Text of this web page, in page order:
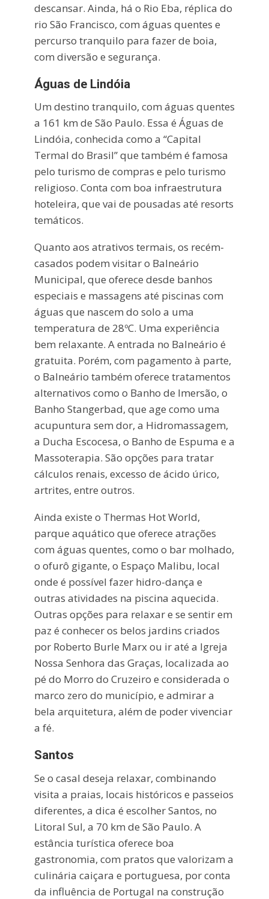
descansar. Ainda, há o Rio Eba, réplica do
rio São Francisco, com águas quentes e
percurso tranquilo para fazer de boia,
com diversão e segurança.
Águas de Lindóia
Um destino tranquilo, com águas quentes
a 161 km de São Paulo. Essa é Águas de
Lindóia, conhecida como a “Capital
Termal do Brasil” que também é famosa
pelo turismo de compras e pelo turismo
religioso. Conta com boa infraestrutura
hoteleira, que vai de pousadas até resorts
temáticos.
Quanto aos atrativos termais, os recém-
casados podem visitar o Balneário
Municipal, que oferece desde banhos
especiais e massagens até piscinas com
águas que nascem do solo a uma
temperatura de 28ºC. Uma experiência
bem relaxante. A entrada no Balneário é
gratuita. Porém, com pagamento à parte,
o Balneário também oferece tratamentos
alternativos como o Banho de Imersão, o
Banho Stangerbad, que age como uma
acupuntura sem dor, a Hidromassagem,
a Ducha Escocesa, o Banho de Espuma e a
Massoterapia. São opções para tratar
cálculos renais, excesso de ácido úrico,
artrites, entre outros.
Ainda existe o Thermas Hot World,
parque aquático que oferece atrações
com águas quentes, como o bar molhado,
o ofurô gigante, o Espaço Malibu, local
onde é possível fazer hidro-dança e
outras atividades na piscina aquecida.
Outras opções para relaxar e se sentir em
paz é conhecer os belos jardins criados
por Roberto Burle Marx ou ir até a Igreja
Nossa Senhora das Graças, localizada ao
pé do Morro do Cruzeiro e considerada o
marco zero do município, e admirar a
bela arquitetura, além de poder vivenciar
a fé.
Santos
Se o casal deseja relaxar, combinando
visita a praias, locais históricos e passeios
diferentes, a dica é escolher Santos, no
Litoral Sul, a 70 km de São Paulo. A
estância turística oferece boa
gastronomia, com pratos que valorizam a
culinária caiçara e portuguesa, por conta
da influência de Portugal na construção